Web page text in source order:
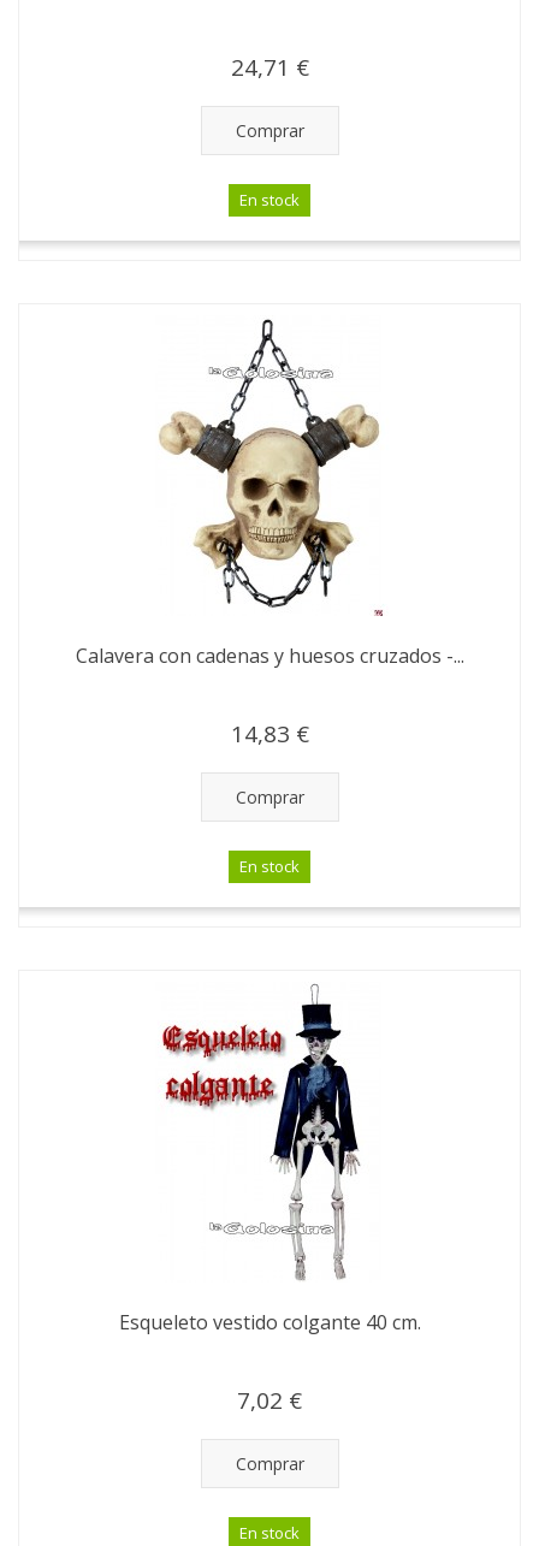
24,71 €
Comprar
En stock
Calavera con cadenas y huesos cruzados -...
14,83 €
Comprar
En stock
Esqueleto vestido colgante 40 cm.
7,02 €
Comprar
En stock